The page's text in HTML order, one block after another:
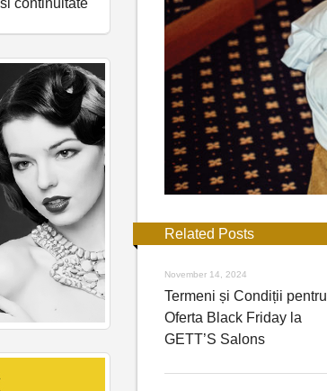
Related Posts
November 14, 2024
Termeni și Condiții pentru
Oferta Black Friday la
GETT’S Salons
continuitate